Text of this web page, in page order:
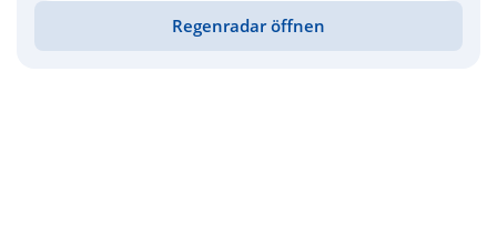
Regenradar öffnen